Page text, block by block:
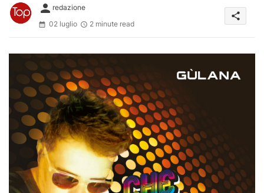
person redazione
02 luglio
2 minute read
share